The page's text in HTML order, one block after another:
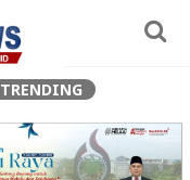
TRENDING